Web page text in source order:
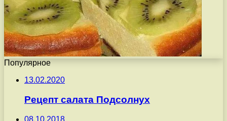
Популярное
13.02.2020
Рецепт салата Подсолнух
08.10.2018